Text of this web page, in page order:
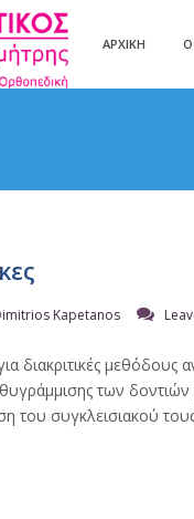
ΑΡΧΙΚΉ Ο
Kapetanos
διακριτικές
των δοντιών
του συγκλεισιακού